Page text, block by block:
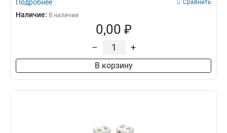
Подробнее Сравнить
Наличие: В наличии
0,00 ₽
– +
В корзину